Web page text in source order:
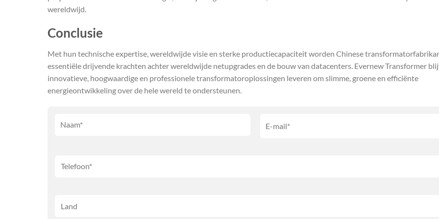
wereldwijd.
Conclusie
Met hun technische expertise, wereldwijde visie en sterke productiecapaciteit worden Chinese
essentiële drijvende krachten achter wereldwijde netupgrades en de bouw van datacenters. Evernew Transformer
innovatieve, hoogwaardige en professionele transformatoroplossingen leveren om slimme, groene en efficiënte
energieontwikkeling over de hele wereld te ondersteunen.